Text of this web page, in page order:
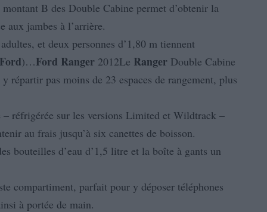
B des Double Cabine permet d’obtenir la
aux jambes à l’arrière.
et deux personnes d’1,80 m tiennent
Ford)…Ford Ranger 2012Le Ranger Double Cabine
répartir pas moins de 23 espaces de rangement, plus
réfrigérée sur les versions Limited et Wildtrack –
au frais jusqu’à six canettes de boisson.
bouteilles d’eau d’1,5 litre et la boîte à gants un
compartiment, parfait pour y déposer téléphones
à portée de main.